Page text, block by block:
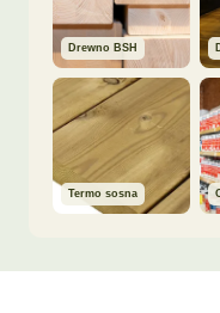
Drewno BSH
Termo sosna